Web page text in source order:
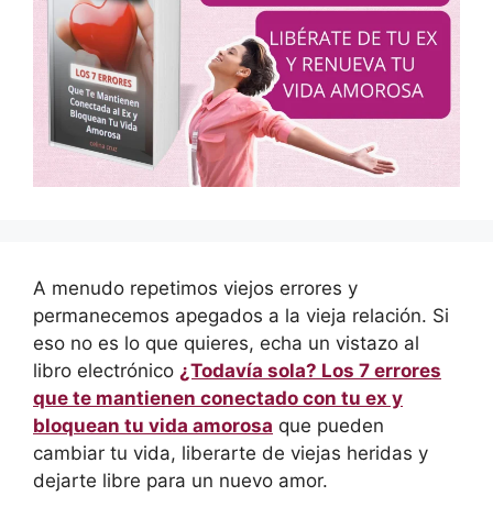
A menudo repetimos viejos errores y
permanecemos apegados a la vieja relación. Si
eso no es lo que quieres, echa un vistazo al
libro electrónico ¿Todavía sola? Los 7 errores
que te mantienen conectado con tu ex y
bloquean tu vida amorosa que pueden
cambiar tu vida, liberarte de viejas heridas y
dejarte libre para un nuevo amor.